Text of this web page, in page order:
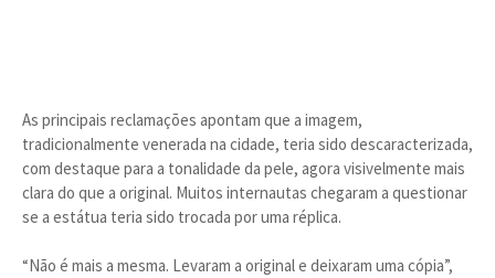
As principais reclamações apontam que a imagem,
tradicionalmente venerada na cidade, teria sido descaracterizada,
com destaque para a tonalidade da pele, agora visivelmente mais
clara do que a original. Muitos internautas chegaram a questionar
se a estátua teria sido trocada por uma réplica.
“Não é mais a mesma. Levaram a original e deixaram uma cópia”,